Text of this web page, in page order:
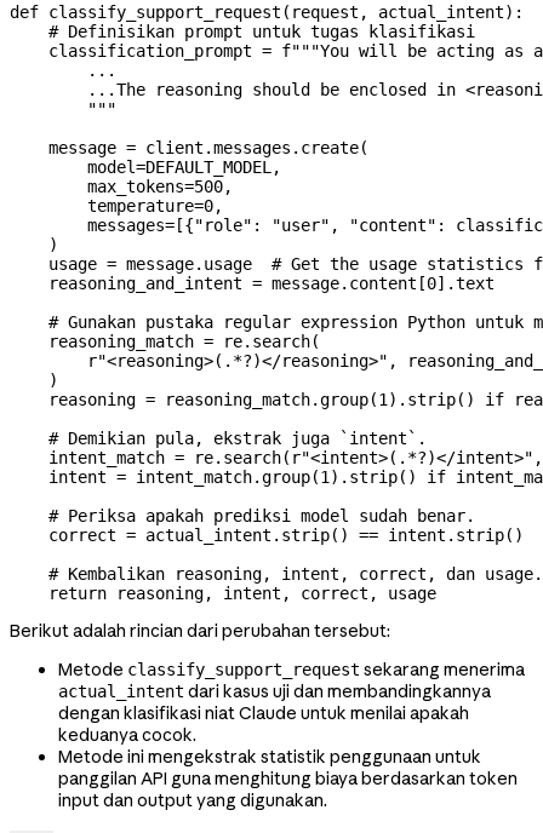
def classify_support_request ( request , actual_intent):
    # Definisikan prompt untuk tugas klasifikasi
    classification_prompt
= f"""You will be acting as
        ...
...The reasoning should be enclosed in
        """
    message
= client.messages.create(
        model
=DEFAULT_MODEL ,
        max_tokens
=500,
        temperature
=0,
        messages
= [{"role" : "user" , "content" :
    )
    usage
= message.usage # Get the usage statistics
    reasoning_and_intent
= message.content[0].text
# Gunakan pustaka regular expression Python untuk
    reasoning_match
= re.search(
        r
"<reasoning>( . *?)</reasoning>" ,
    )
    reasoning
= reasoning_match.group(1 ).strip() if
    # Demikian pula, ekstrak juga `intent`.
    intent_match
= re.search( r"<intent>( . *?)</intent>"
    intent
= intent_match.group(1 ).strip() if
    # Periksa apakah prediksi model sudah benar.
    correct
= actual_intent.strip() == intent.strip()
    # Kembalikan reasoning, intent, correct, dan usage.
    return
reasoning, intent, correct, usage
Berikut adalah rincian dari perubahan tersebut:
Metode classify_support_request sekarang menerima
actual_intent dari kasus uji dan membandingkannya
dengan klasifikasi niat Claude untuk menilai apakah
keduanya cocok.
Metode ini mengekstrak statistik penggunaan untuk
panggilan API guna menghitung biaya berdasarkan token
input dan output yang digunakan.